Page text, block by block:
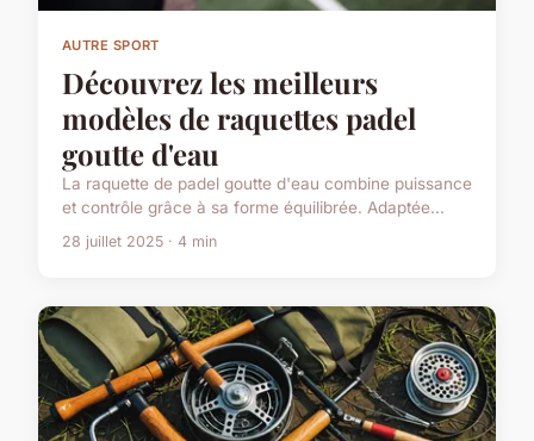
AUTRE SPORT
Découvrez les meilleurs
modèles de raquettes padel
goutte d'eau
La raquette de padel goutte d'eau combine puissance
et contrôle grâce à sa forme équilibrée. Adaptée...
28 juillet 2025 · 4 min